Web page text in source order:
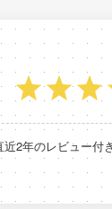
2年のレビュー付